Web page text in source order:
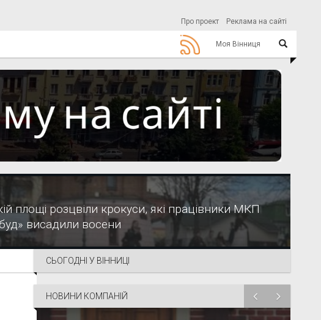
Про проект Реклама на сайті
Моя Вінниця
площі розцвіли крокуси, які працівники МКП
висадили восени
СЬОГОДНІ У ВІННИЦІ
НОВИНИ КОМПАНІЙ